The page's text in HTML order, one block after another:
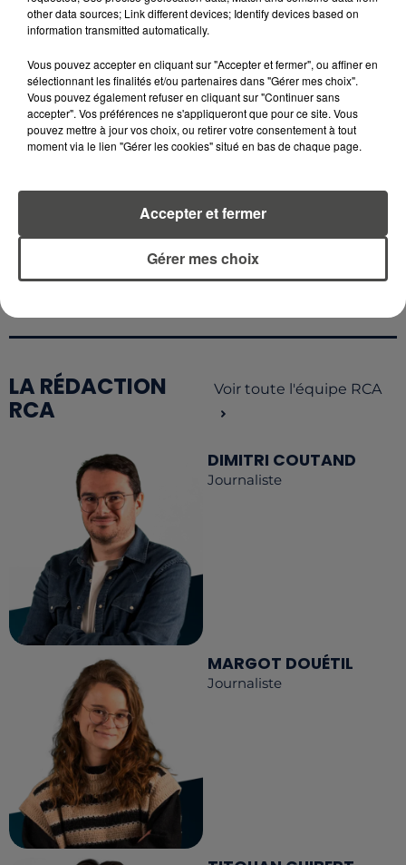
PLUS CHER QU'IL Y A CINQ ANS,
ALERTE L’ONU
5 août 2026
QUELLES SONT LES MARQUES QUI
OFFRENT LE MEILLEUR RAPPORT...
RETROUVEZ TOUTE L'ACTU DE LA RÉGION ET
RECEVEZ LES ALERTES INFOS DE LA RÉDACTION
EN TÉLÉCHARGEANT L'APPLICATION MOBILE
LA RÉDACTION
RCA
Voir toute l'équipe RCA
DIMITRI COUTAND
Journaliste
MARGOT DOUÉTIL
Journaliste
other data sources; Link different devices; Identify devices based on
information transmitted automatically.
Vous pouvez accepter en cliquant sur "Accepter et fermer", ou affiner en
sélectionnant les finalités et/ou partenaires dans "Gérer mes choix".
Vous pouvez également refuser en cliquant sur "Continuer sans
accepter". Vos préférences ne s'appliqueront que pour ce site. Vous
pouvez mettre à jour vos choix, ou retirer votre consentement à tout
moment via le lien "Gérer les cookies" situé en bas de chaque page.
Gérer mes choix
Accepter et fermer